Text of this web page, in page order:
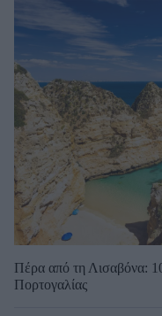
Πέρα από τη Λισαβόνα:
Πορτογαλίας